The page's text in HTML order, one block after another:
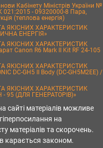
Кабінету Міністрів України №
021:2015 - 09320000-8 Пара,
(теплова енергія)
ЯКІСНИХ ХАРАКТЕРИСТИК
ЕНЕРГІЯ»
ЯКІСНИХ ХАРАКТЕРИСТИК
Canon R6 Mark II Kit RF 24-105
ЯКІСНИХ ХАРАКТЕРИСТИК
DC-GH5 II Body (DC-GH5M2EE) /
ЯКІСНИХ ХАРАКТЕРИСТИК
95 (ДЛЯ ГЕНЕРАТОРІВ)»
сайті матеріалів можливе
на
матеріалів та скорочень.
карається законом.